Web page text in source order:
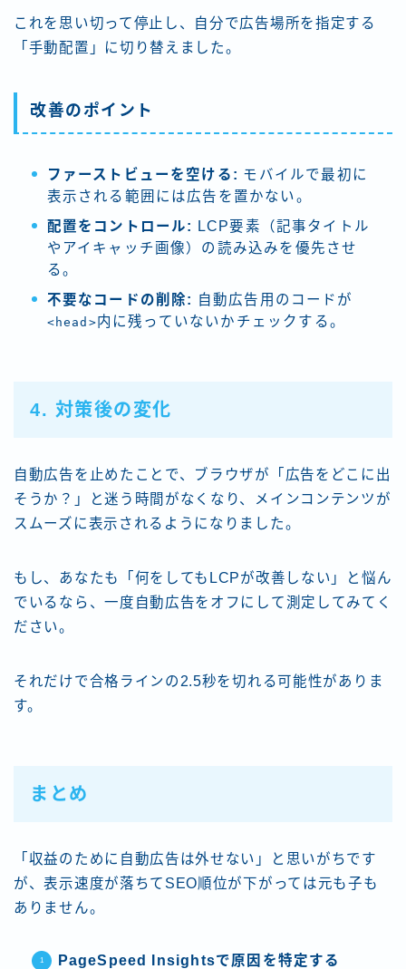
これを思い切って停止し、自分で広告場所を指定する
「手動配置」に切り替えました。
改善のポイント
ファーストビューを空ける: モバイルで最初に
表示される範囲には広告を置かない。
配置をコントロール:
LCP要素（記事タイトル
やアイキャッチ画像）の読み込みを優先させ
る。
不要なコードの削除: 自動広告用のコードが
<head>内に残っていないかチェックする。
4. 対策後の変化
自動広告を止めたことで、ブラウザが「広告をどこに出
そうか？」と迷う時間がなくなり、メインコンテンツが
スムーズに表示されるようになりました。
もし、あなたも「何をしてもLCPが改善しない」と悩ん
でいるなら、一度自動広告をオフにして測定してみてく
ださい。
それだけで合格ラインの2.5秒を切れる可能性がありま
す。
まとめ
「収益のために自動広告は外せない」と思いがちです
が、表示速度が落ちてSEO順位が下がっては元も子も
ありません。
PageSpeed Insightsで原因を特定する